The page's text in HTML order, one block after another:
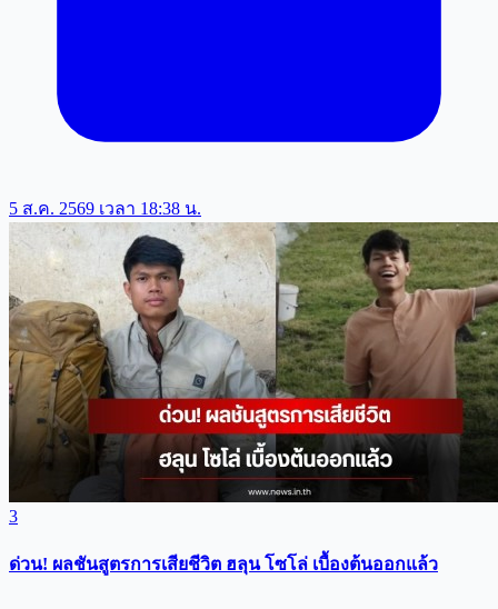
5 ส.ค. 2569 เวลา 18:38 น.
3
ด่วน! ผลชันสูตรการเสียชีวิต ฮลุน โซโล่ เบื้องต้นออกแล้ว